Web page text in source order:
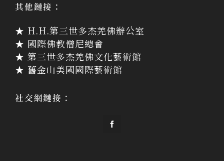
其他鏈接：
★ H.H.第三世多杰羌佛辦公室
★ 國際佛教僧尼總會
★ 第三世多杰羌佛文化藝術館
★ 舊金山美國國際藝術館
社交網鏈接：